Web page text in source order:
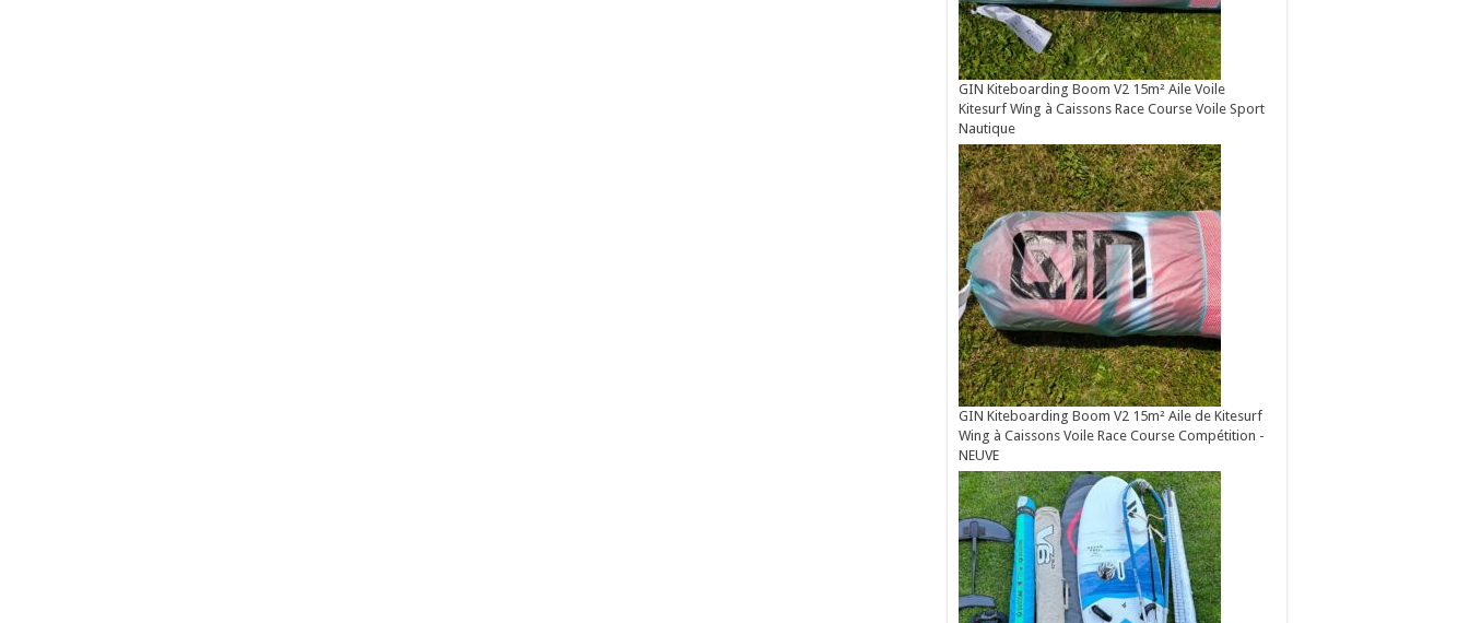
GIN Kiteboarding Boom V2 15m² Aile Voile
Kitesurf Wing à Caissons Race Course Voile Sport
Nautique
GIN Kiteboarding Boom V2 15m² Aile de Kitesurf
Wing à Caissons Voile Race Course Compétition -
NEUVE